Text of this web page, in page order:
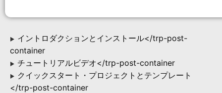
▶ イントロダクションとインストール</trp-post-
container
▶ チュートリアルビデオ</trp-post-container
▶
クイックスタート・プロジェクトとテンプレート
</trp-post-container